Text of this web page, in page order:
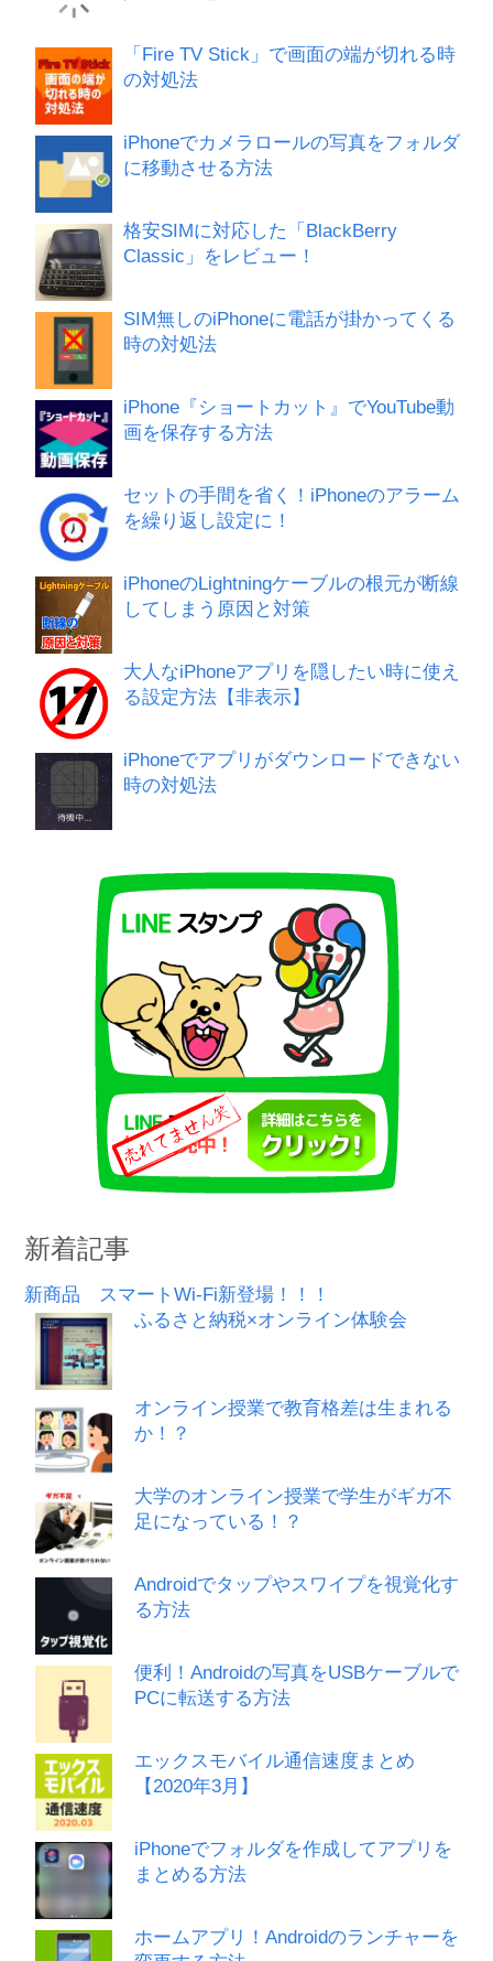
「Fire TV Stick」で画面の端が切れる時
の対処法
iPhoneでカメラロールの写真をフォルダ
に移動させる方法
格安SIMに対応した「BlackBerry
Classic」をレビュー！
SIM無しのiPhoneに電話が掛かってくる
時の対処法
iPhone『ショートカット』でYouTube動
画を保存する方法
セットの手間を省く！iPhoneのアラーム
を繰り返し設定に！
iPhoneのLightningケーブルの根元が断線
してしまう原因と対策
大人なiPhoneアプリを隠したい時に使え
る設定方法【非表示】
iPhoneでアプリがダウンロードできない
時の対処法
新着記事
新商品 スマートWi-Fi新登場！！！
ふるさと納税×オンライン体験会
オンライン授業で教育格差は生まれる
か！？
大学のオンライン授業で学生がギガ不
足になっている！？
Androidでタップやスワイプを視覚化す
る方法
便利！Androidの写真をUSBケーブルで
PCに転送する方法
エックスモバイル通信速度まとめ
【2020年3月】
iPhoneでフォルダを作成してアプリを
まとめる方法
ホームアプリ！Androidのランチャーを